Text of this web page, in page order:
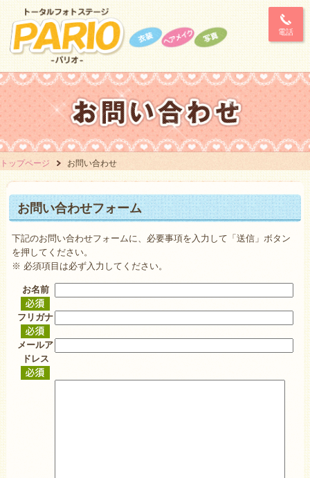
電話
トップページ お問い合わせ
お問い合わせフォーム
下記のお問い合わせフォームに、必要事項を入力して「送信」ボタン
を押してください。
※ 必須項目は必ず入力してください。
お名前
フリガナ
メールア
ドレス